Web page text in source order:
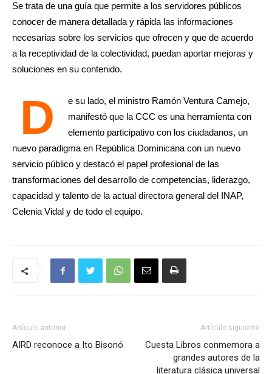
Se trata de una guía que permite a los servidores públicos
conocer de manera detallada y rápida las informaciones
necesarias sobre los servicios que ofrecen y que de acuerdo
a la receptividad de la colectividad, puedan aportar mejoras y
soluciones en su contenido.
D
e su lado, el ministro Ramón Ventura Camejo,
manifestó que la CCC es una herramienta con
elemento participativo con los ciudadanos, un
nuevo paradigma en República Dominicana con un nuevo
servicio público y destacó el papel profesional de las
transformaciones del desarrollo de competencias, liderazgo,
capacidad y talento de la actual directora general del INAP,
Celenia Vidal y de todo el equipo.
Artículo anterior
AIRD reconoce a Ito Bisonó
Artículo siguiente
Cuesta Libros conmemora a
grandes autores de la
literatura clásica universal